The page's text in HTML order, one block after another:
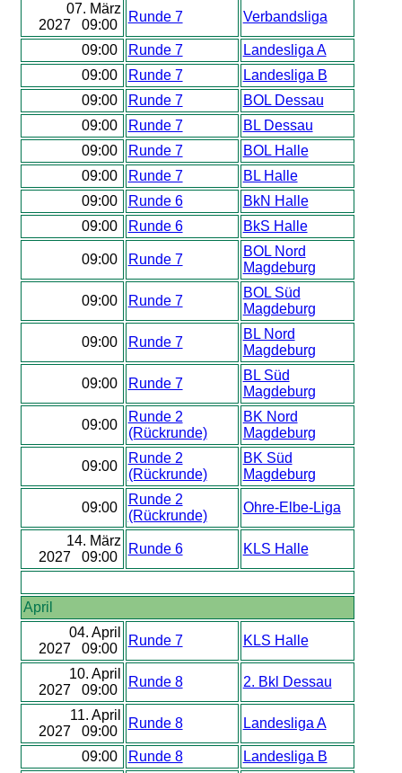
07. März
2027 09:00
Runde 7 Verbandsliga
09:00 Runde 7
Landesliga A
09:00
Runde 7
Landesliga B
09:00
Runde 7
BOL Dessau
09:00
Runde 7
BL Dessau
09:00
Runde 7
BOL Halle
09:00
Runde 7
BL Halle
09:00
Runde 6
BkN Halle
09:00
Runde 6 BkS Halle
09:00 Runde 7
BOL Nord
Magdeburg
09:00 Runde 7
BOL Süd
Magdeburg
09:00 Runde 7
BL Nord
Magdeburg
09:00 Runde 7
BL Süd
Magdeburg
09:00
Runde 2
(Rückrunde)
BK Nord
Magdeburg
09:00
Runde 2
(Rückrunde)
BK Süd
Magdeburg
09:00
Runde 2
(Rückrunde)
Ohre-Elbe-Liga
14. März
2027 09:00
Runde 6 KLS Halle
April
04. April
2027 09:00
Runde 7 KLS Halle
10. April
2027 09:00
Runde 8 2. Bkl Dessau
11. April
2027 09:00
Runde 8 Landesliga A
09:00 Runde 8
Landesliga B